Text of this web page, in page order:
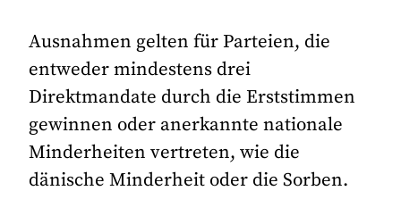
Ausnahmen gelten für Parteien, die
entweder mindestens drei
Direktmandate durch die Erststimmen
gewinnen oder anerkannte nationale
Minderheiten vertreten, wie die
dänische Minderheit oder die Sorben.